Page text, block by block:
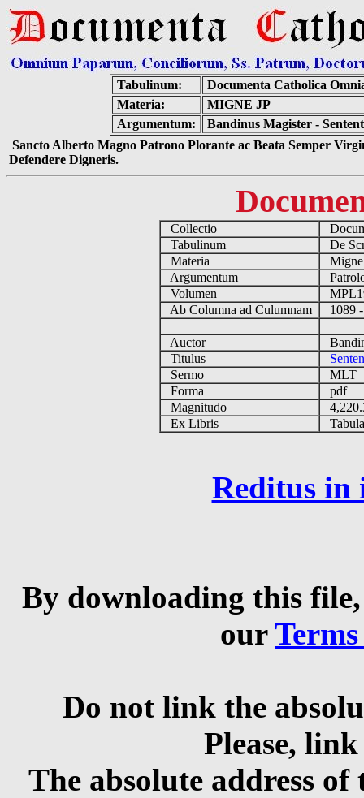
Tabulinum:
Documenta Catholica
Materia:
MIGNE JP
Argumentum:
Bandinus Magister -
Sancto Alberto Magno Patrono Plorante ac Beata Semper
Defendere Digneris.
Collectio
Tabulinum
De
Materia
Argumentum
Volumen
Ab Columna ad Culumnam
1089
Auctor
Titulus
Sermo
MLT
Forma
pdf
Magnitudo
Ex Libris
Reditus in
By downloading this
our
Do not link the
Please,
The absolute address